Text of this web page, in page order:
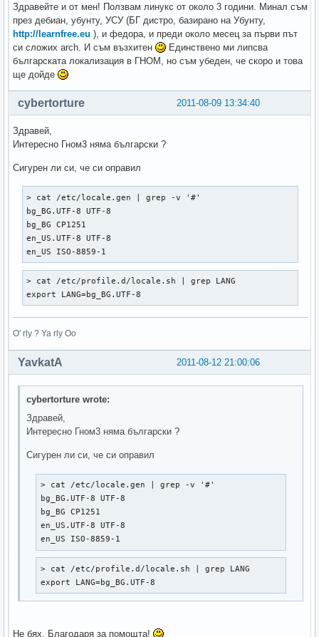
Здравейте и от мен! Ползвам линукс от около 3 години. Минал съм
през дебиан, убунту, УСУ (БГ дистро, базирано на Убунту,
http://learnfree.eu ), и федора, и преди около месец за първи път
си сложих arch. И съм възхитен
Единствено ми липсва
българската локализация в ГНОМ, но съм убеден, че скоро и това
ще дойде
2011-08-09 13:34:40
cybertorture
Здравей,
Интересно Гном3 няма български ?
Сигурен ли си, че си оправил
> cat /etc/locale.gen | grep -v '#'
bg_BG.UTF-8 UTF-8
bg_BG CP1251
en_US.UTF-8 UTF-8
en_US ISO-8859-1
> cat /etc/profile.d/locale.sh | grep LANG
export LANG=bg_BG.UTF-8
O' rly ? Ya rly Oo
2011-08-12 21:00:06
YavkatA
cybertorture wrote:
Здравей,
Интересно Гном3 няма български ?
Сигурен ли си, че си оправил
> cat /etc/locale.gen | grep -v '#'
bg_BG.UTF-8 UTF-8
bg_BG CP1251
en_US.UTF-8 UTF-8
en_US ISO-8859-1
> cat /etc/profile.d/locale.sh | grep LANG
export LANG=bg_BG.UTF-8
Не бях. Благодаря за помощта!